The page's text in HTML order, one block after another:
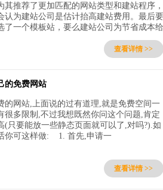
查看详情 >>
其推荐了更加匹配的网站类型和建站程序，
认为建站公司是估计抬高建站费用。最后要
了一个模板站，要么建站公司为节省成本给
查看详情 >>
的免费网站
的网站,上面说的过有道理,就是免费空间一
很多限制,不过我想既然你问这个问题,肯定
(只要能放一些静态页面就可以了,对吗?).如
你可这样做: 1. 首先,申请一